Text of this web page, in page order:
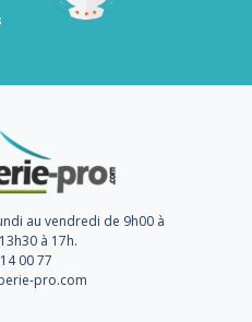
au vendredi de 9h00 à
à 17h.
00 77
pro.com